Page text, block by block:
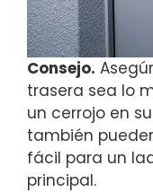
Consejo.
trasera sea lo
un cerrojo en
también
fácil para un
principal.